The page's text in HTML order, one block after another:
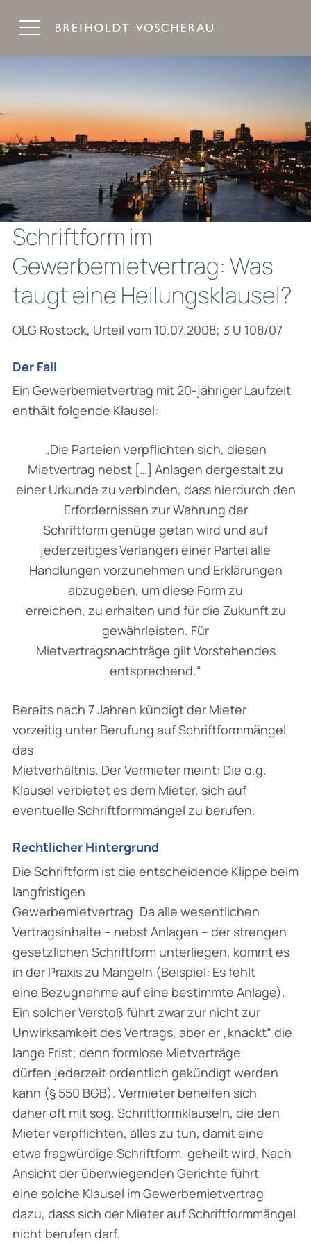
Schriftform im
Gewerbemietvertrag: Was
taugt eine Heilungsklausel?
OLG Rostock, Urteil vom 10.07.2008; 3 U 108/07
Der Fall
Ein Gewerbemietvertrag mit 20-jähriger Laufzeit
enthält folgende Klausel:
„Die Parteien verpflichten sich, diesen
Mietvertrag nebst […] Anlagen dergestalt zu
einer Urkunde zu verbinden, dass hierdurch den
Erfordernissen zur Wahrung der
Schriftform genüge getan wird und auf
jederzeitiges Verlangen einer Partei alle
Handlungen vorzunehmen und Erklärungen
abzugeben, um diese Form zu
erreichen, zu erhalten und für die Zukunft zu
gewährleisten. Für
Mietvertragsnachträge gilt Vorstehendes
entsprechend.“
Bereits nach 7 Jahren kündigt der Mieter
vorzeitig unter Berufung auf Schriftformmängel
das
Mietverhältnis. Der Vermieter meint: Die o.g.
Klausel verbietet es dem Mieter, sich auf
eventuelle Schriftformmängel zu berufen.
Rechtlicher Hintergrund
Die Schriftform ist die entscheidende Klippe beim
langfristigen
Gewerbemietvertrag. Da alle wesentlichen
Vertragsinhalte – nebst Anlagen – der strengen
gesetzlichen Schriftform unterliegen, kommt es
in der Praxis zu Mängeln (Beispiel: Es fehlt
eine Bezugnahme auf eine bestimmte Anlage).
Ein solcher Verstoß führt zwar zur nicht zur
Unwirksamkeit des Vertrags, aber er „knackt“ die
lange Frist; denn formlose Mietverträge
dürfen jederzeit ordentlich gekündigt werden
kann (§ 550 BGB). Vermieter behelfen sich
daher oft mit sog. Schriftformklauseln, die den
Mieter verpflichten, alles zu tun, damit eine
etwa fragwürdige Schriftform. geheilt wird. Nach
Ansicht der überwiegenden Gerichte führt
eine solche Klausel im Gewerbemietvertrag
dazu, dass sich der Mieter auf Schriftformmängel
nicht berufen darf.